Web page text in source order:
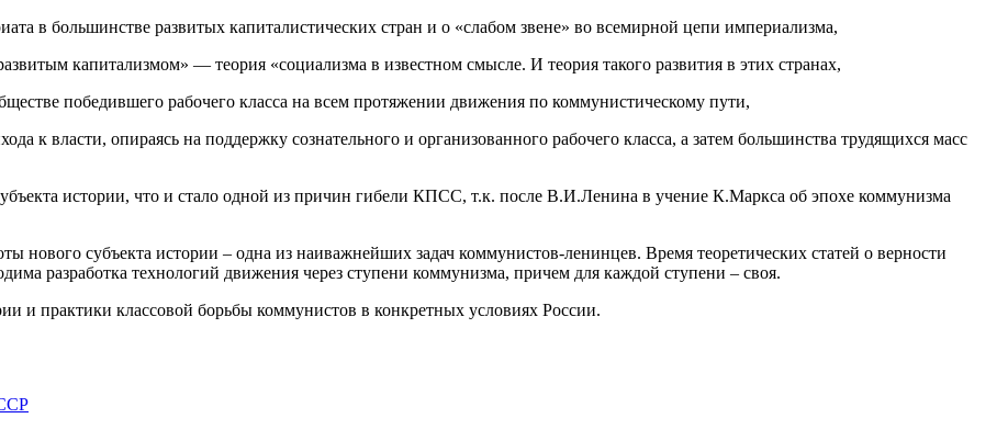
в большинстве развитых капиталистических стран и о «слабом звене» во всемирной цепи империализма,
капитализмом» — теория «социализма в известном смысле. И теория такого развития в этих странах,
победившего рабочего класса на всем протяжении движения по коммунистическому пути,
к власти, опираясь на поддержку сознательного и организованного рабочего класса, а затем большинства трудящихся масс
истории, что и стало одной из причин гибели КПСС, т.к. после В.И.Ленина в учение К.Маркса об эпохе коммунизма
нового субъекта истории – одна из наиважнейших задач коммунистов-ленинцев. Время теоретических статей о верности
разработка технологий движения через ступени коммунизма, причем для каждой ступени – своя.
и практики классовой борьбы коммунистов в конкретных условиях России.